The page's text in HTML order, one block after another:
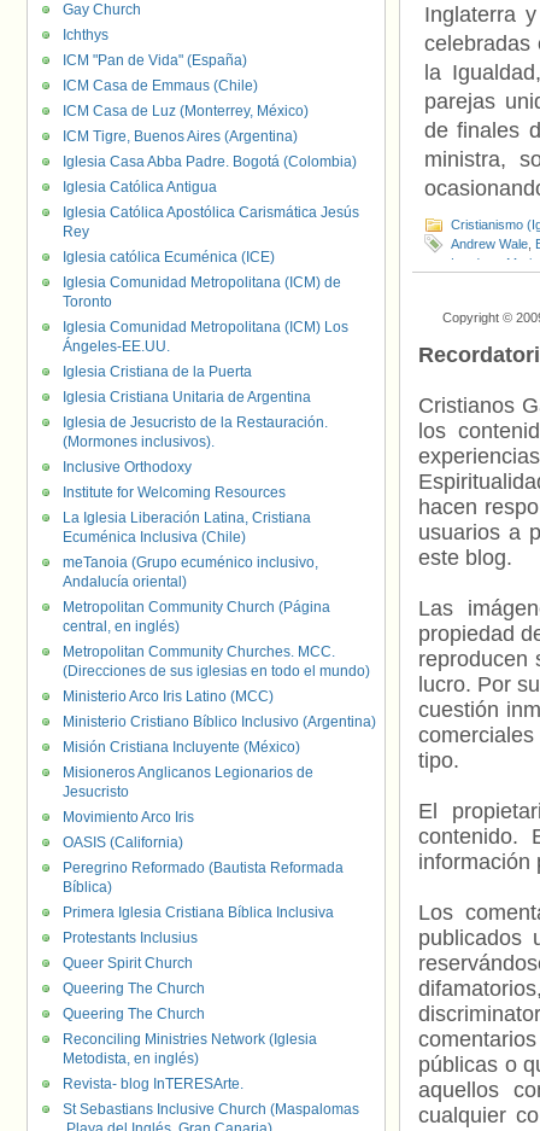
Inglaterra
celebradas
la
parejas
de finales
ministra,
Cristianismo
Andrew Wale
Londres
Copyright ©
Cristianos
los
hacen
usuarios a
este blog.
Las
propiedad
reproducen
lucro. Por
cuestión
tipo.
El
contenido.
información
Los
publicados
públicas o
aquellos
cualquier
Gay Church
Ichthys
ICM "Pan de Vida" (España)
ICM Casa de Emmaus (Chile)
ICM Casa de Luz (Monterrey, México)
ICM Tigre, Buenos Aires (Argentina)
Iglesia Casa Abba Padre. Bogotá (Colombia)
Iglesia Católica Antigua
Iglesia Católica Apostólica Carismática Jesús
Rey
Iglesia católica Ecuménica (ICE)
Iglesia Comunidad Metropolitana (ICM) de
Toronto
Iglesia Comunidad Metropolitana (ICM) Los
Ángeles-EE.UU.
Iglesia Cristiana de la Puerta
Iglesia Cristiana Unitaria de Argentina
Iglesia de Jesucristo de la Restauración.
(Mormones inclusivos).
Inclusive Orthodoxy
Institute for Welcoming Resources
La Iglesia Liberación Latina, Cristiana
Ecuménica Inclusiva (Chile)
meTanoia (Grupo ecuménico inclusivo,
Andalucía oriental)
Metropolitan Community Church (Página
central, en inglés)
Metropolitan Community Churches. MCC.
(Direcciones de sus iglesias en todo el mundo)
Ministerio Arco Iris Latino (MCC)
Ministerio Cristiano Bíblico Inclusivo (Argentina)
Misión Cristiana Incluyente (México)
Misioneros Anglicanos Legionarios de
Jesucristo
Movimiento Arco Iris
OASIS (California)
Peregrino Reformado (Bautista Reformada
Bíblica)
Primera Iglesia Cristiana Bíblica Inclusiva
Protestants Inclusius
Queer Spirit Church
Queering The Church
Queering The Church
Reconciling Ministries Network (Iglesia
Metodista, en inglés)
Revista- blog InTERESArte.
St Sebastians Inclusive Church (Maspalomas